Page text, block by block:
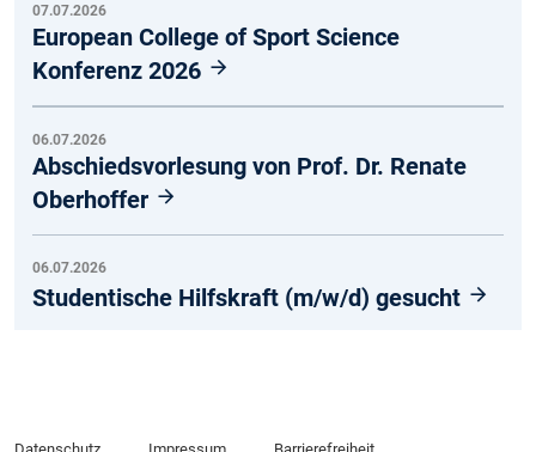
07.07.2026
European College of Sport Science
Konferenz 2026
06.07.2026
Abschiedsvorlesung von Prof. Dr. Renate
Oberhoffer
06.07.2026
Studentische Hilfskraft (m/w/d) gesucht